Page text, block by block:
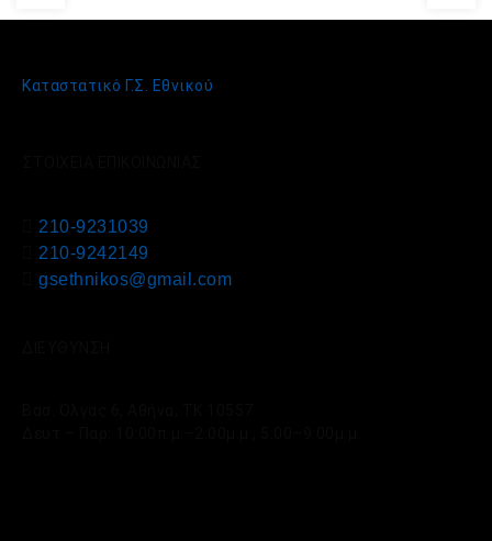
Καταστατικό Γ.Σ. Εθνικού
210-9231039
210-9242149
gsethnikos@gmail.com